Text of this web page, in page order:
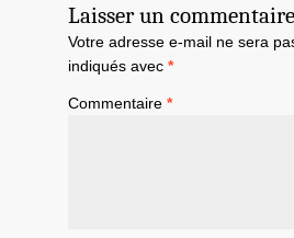
Laisser un commentaire
Votre adresse e-mail ne sera
indiqués avec *
Commentaire *